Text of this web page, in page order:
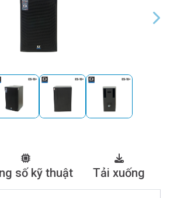
số kỹ thuật Tải xuống